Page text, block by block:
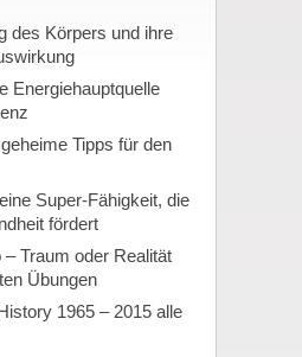
des Körpers und ihre
Energiehauptquelle
Tipps für den
Super-Fähigkeit, die
fördert
Traum oder Realität
Übungen
1965 – 2015 alle